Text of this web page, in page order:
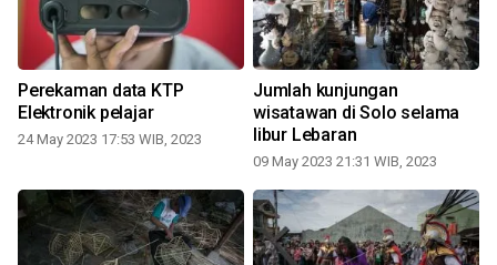
Perekaman data KTP
Elektronik pelajar
24 May 2023 17:53 WIB, 2023
Jumlah kunjungan
wisatawan di Solo selama
libur Lebaran
09 May 2023 21:31 WIB, 2023